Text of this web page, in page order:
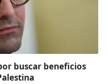
buscar beneficios